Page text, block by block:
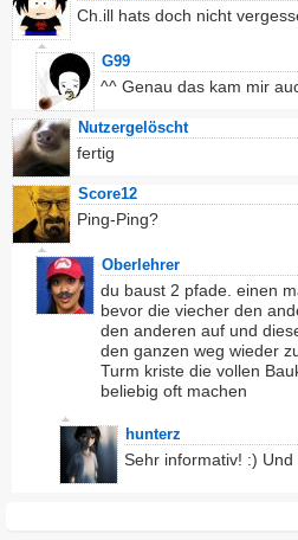
Ch.ill hats doch nicht
G99
^^ Genau das kam mir
Nutzergelöscht
fertig
Score12
Ping-Ping?
Oberlehrer
du baust 2 pfade. einen
bevor die viecher den
den anderen auf und
den ganzen weg wieder
Turm kriste die vollen
beliebig oft machen
hunterz
Sehr informativ! :) Und